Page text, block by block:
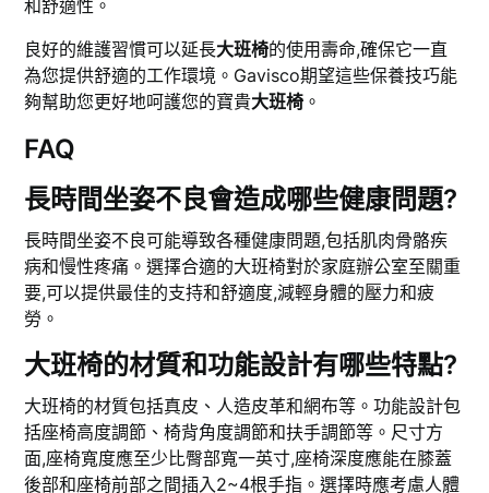
和舒適性。
良好的維護習慣可以延長大班椅的使用壽命,確保它一直
為您提供舒適的工作環境。Gavisco期望這些保養技巧能
夠幫助您更好地呵護您的寶貴大班椅 。
FAQ
長時間坐姿不良會造成哪些健康問題?
長時間坐姿不良可能導致各種健康問題,包括肌肉骨骼疾
病和慢性疼痛。選擇合適的大班椅對於家庭辦公室至關重
要,可以提供最佳的支持和舒適度,減輕身體的壓力和疲
勞。
大班椅的材質和功能設計有哪些特點?
大班椅的材質包括真皮、人造皮革和網布等。功能設計包
括座椅高度調節、椅背角度調節和扶手調節等。尺寸方
面,座椅寬度應至少比臀部寬一英寸,座椅深度應能在膝蓋
後部和座椅前部之間插入2~4根手指。選擇時應考慮人體